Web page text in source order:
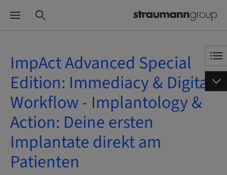
ImpAct Advanced Special
Edition: Immediacy & Digital
Workflow - Implantology &
Action: Deine ersten
Implantate direkt am
Patienten